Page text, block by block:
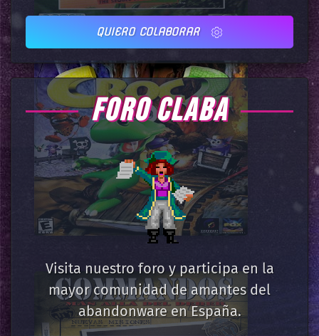
QUIERO COLABORAR
FORO CLABA
Visita nuestro foro y participa en la
mayor comunidad de amantes del
abandonware en España.